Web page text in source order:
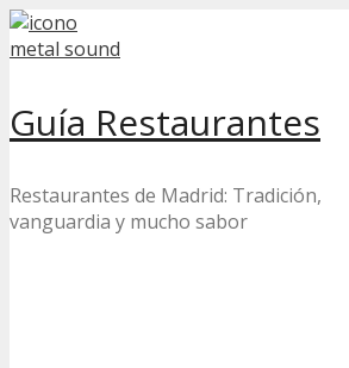
Skip
to
Guía Restaurantes
Restaurantes de Madrid: Tradición,
vanguardia y mucho sabor